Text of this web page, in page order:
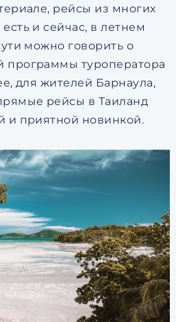
рейсы из многих
и сейчас, в летнем
можно говорить о
программы туроператора
для жителей Барнаула,
рейсы в Таиланд
и приятной новинкой.